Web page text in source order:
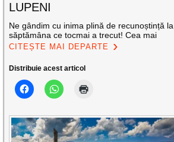
LUPENI
Ne gândim cu inima plină de recunoștință la
săptămâna ce tocmai a trecut! Cea mai
CITEȘTE MAI DEPARTE
Distribuie acest articol